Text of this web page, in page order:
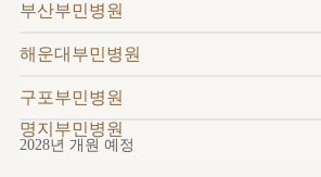
의료진
외래진료
부산부민병원
해운대부민병원
구포부민병원
명지부민병원
2028년 개원 예정